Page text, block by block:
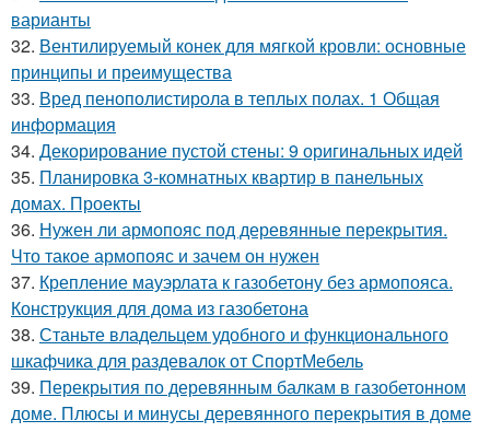
варианты
32. Вентилируемый конек для мягкой кровли: основные
принципы и преимущества
33. Вред пенополистирола в теплых полах. 1 Общая
информация
34. Декорирование пустой стены: 9 оригинальных идей
35. Планировка 3-комнатных квартир в панельных
домах. Проекты
36. Нужен ли армопояс под деревянные перекрытия.
Что такое армопояс и зачем он нужен
37. Крепление мауэрлата к газобетону без армопояса.
Конструкция для дома из газобетона
38. Станьте владельцем удобного и функционального
шкафчика для раздевалок от СпортМебель
39. Перекрытия по деревянным балкам в газобетонном
доме. Плюсы и минусы деревянного перекрытия в доме